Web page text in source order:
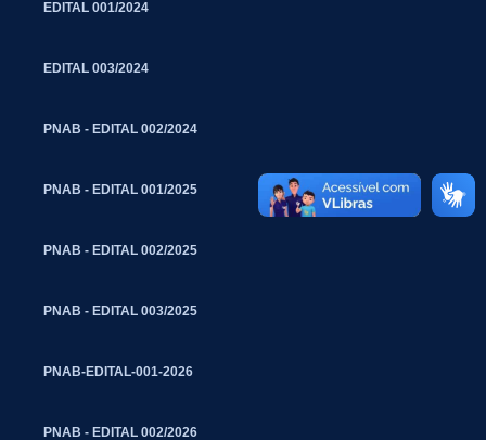
EDITAL 001/2024
EDITAL 003/2024
PNAB - EDITAL 002/2024
PNAB - EDITAL 001/2025
PNAB - EDITAL 002/2025
PNAB - EDITAL 003/2025
PNAB-EDITAL-001-2026
PNAB - EDITAL 002/2026